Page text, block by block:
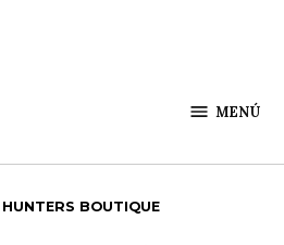
MENÚ
BOUTIQUE